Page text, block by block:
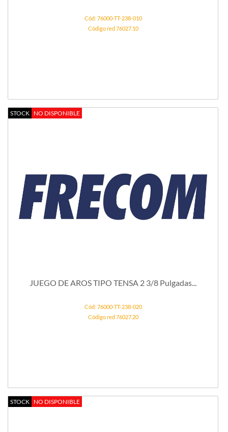
Cód: 76000-TT-238-010
Código red 76027.10
STOCK NO DISPONIBLE
JUEGO DE AROS TIPO TENSA 2 3/8 Pulgadas...
Cód: 76000-TT-238-020
Código red 76027.20
STOCK NO DISPONIBLE